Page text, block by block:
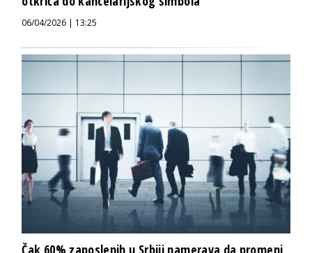
06/04/2026 | 13:25
Čak 60% zaposlenih u Srbiji namerava da promeni